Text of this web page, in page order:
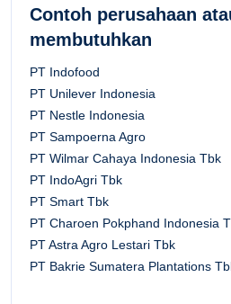
Contoh perusahaan
membutuhkan
PT Indofood
PT Unilever Indonesia
PT Nestle Indonesia
PT Sampoerna Agro
PT Wilmar Cahaya Indonesia Tbk
PT IndoAgri Tbk
PT Smart Tbk
PT Charoen Pokphand Indonesia
PT Astra Agro Lestari Tbk
PT Bakrie Sumatera Plantations